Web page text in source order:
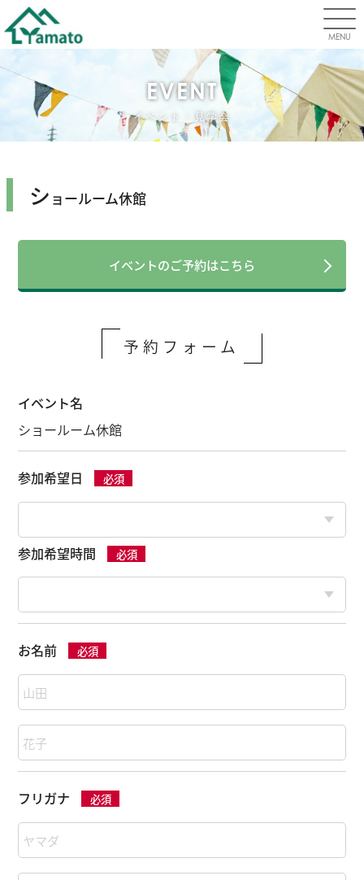
MENU
EVENT
イベント・見学会
シ ョールーム休館
イベントのご予約はこちら
予約フォーム
イベント名
ショールーム休館
参加希望日 必須
参加希望時間 必須
お名前 必須
フリガナ 必須